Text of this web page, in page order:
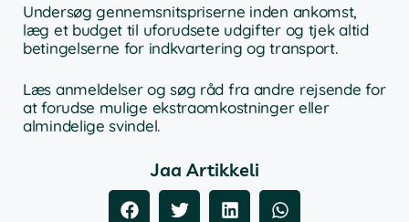
Undersøg gennemsnitspriserne inden ankomst,
læg et budget til uforudsete udgifter og tjek altid
betingelserne for indkvartering og transport.
Læs anmeldelser og søg råd fra andre rejsende for
at forudse mulige ekstraomkostninger eller
almindelige svindel.
Jaa Artikkeli